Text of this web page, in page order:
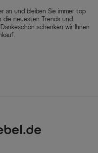
an und bleiben Sie immer top
die neuesten Trends und
schenken wir Ihnen